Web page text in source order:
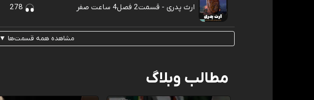
ارث پدری - قسمت2 فصل4 ساعت صفر
مشاهده همه قسمت‌ها ▼
مطالب وبلاگ